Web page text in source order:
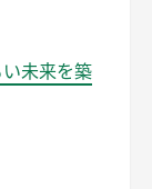
未来を築